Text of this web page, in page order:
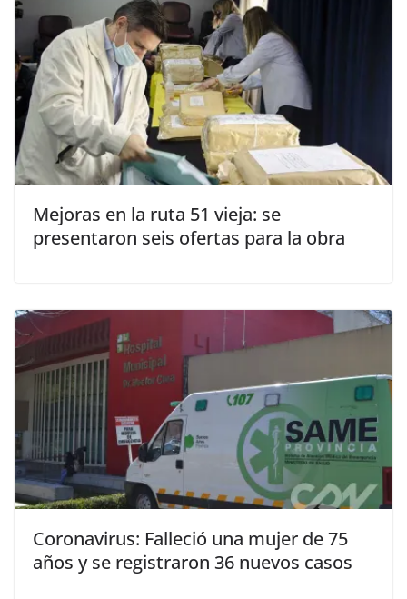
Mejoras en la ruta 51 vieja: se
presentaron seis ofertas para la obra
Coronavirus: Falleció una mujer de 75
años y se registraron 36 nuevos casos